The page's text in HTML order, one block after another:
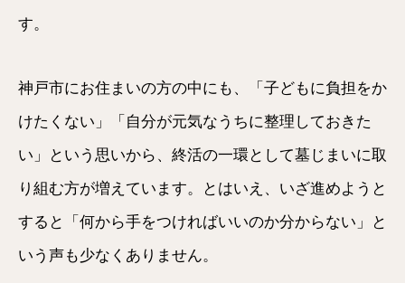
す。
神戸市にお住まいの方の中にも、「子どもに負担をか
けたくない」「自分が元気なうちに整理しておきた
い」という思いから、終活の一環として墓じまいに取
り組む方が増えています。とはいえ、いざ進めようと
すると「何から手をつければいいのか分からない」と
いう声も少なくありません。